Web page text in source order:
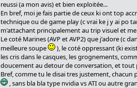
reussi (a mon avis) et bien exploitée...
En bref, moi je fais partie de ceux ki ont top
technique ou de game play (c vrai ke j y ai po
m'attachant principalement au trip visuel et
Le coté Marines (AVP et AVP2) que j'adore (c
meilleure soupe
), le coté oppressant (ki
les cris dans le casques, les grognements,
doucement au detour de conversation, et tout
Bref, comme tu le disai tres justement,
, sans bla bla type nvidia vs ATI ou autre